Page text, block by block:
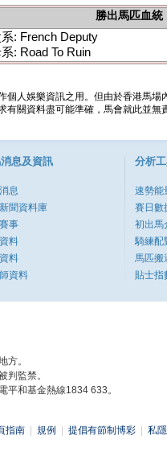
勝出馬匹血統
: French Deputy
: Road To Ruin
個人娛樂資訊之用。但由於香港馬
有關資料盡可能準確，馬會就此並
息及資訊
息
聞資料庫
事
料
料
資料
分析
速勢能
賽日數
初出馬
騎練配
馬匹搬
貼士指
方。
判監禁。
平和基金熱線1834 633。
指南 規例 提倡有節制博彩 私